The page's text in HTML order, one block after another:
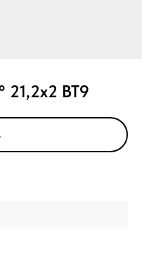
21,2х2 ВТ9